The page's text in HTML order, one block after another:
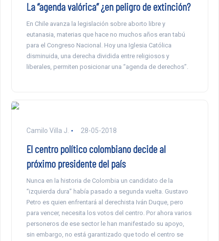
La “agenda valórica” ¿en peligro de extinción?
En Chile avanza la legislación sobre aborto libre y
eutanasia, materias que hace no muchos años eran tabú
para el Congreso Nacional. Hoy una Iglesia Católica
disminuida, una derecha dividida entre religiosos y
liberales, permiten posicionar una “agenda de derechos”.
Camilo Villa J. 28-05-2018
El centro político colombiano decide al
próximo presidente del país
Nunca en la historia de Colombia un candidato de la
“izquierda dura” había pasado a segunda vuelta. Gustavo
Petro es quien enfrentará al derechista Iván Duque, pero
para vencer, necesita los votos del centro. Por ahora varios
personeros de ese sector le han manifestado su apoyo,
sin embargo, no está garantizado que todo el centro se